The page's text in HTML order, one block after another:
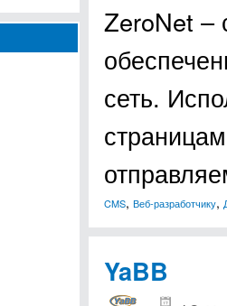
ZeroNet –
сеть.
CMS, Веб-разработчику,
YaBB